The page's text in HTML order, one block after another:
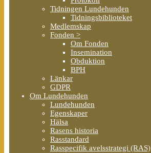
Tidningen Lundehunden
Tidningsbiblioteket
Medlemskap
Fonden >
Om Fonden
Insemination
Obduktion
BPH
Länkar
GDPR
Om Lundehunden
Lundehunden
Egenskaper
Hälsa
Rasens historia
Rasstandard
Rasspecifik avelsstrategi (RAS)